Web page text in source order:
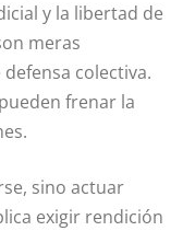
y la libertad de
meras
colectiva.
frenar la
sino actuar
exigir rendición